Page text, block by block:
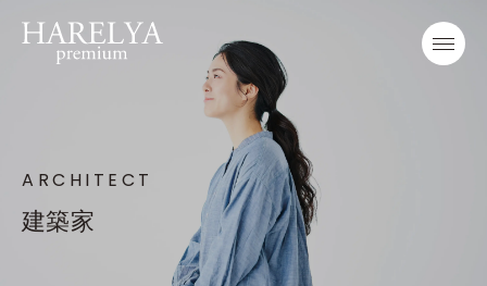
ARCHITECT
建築家